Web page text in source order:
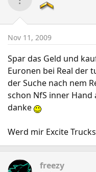
Nov 11, 2009
Spar das Geld und
Euronen bei Real der
der Suche nach nem
schon NfS inner Hand
danke
Werd mir Excite
freezy